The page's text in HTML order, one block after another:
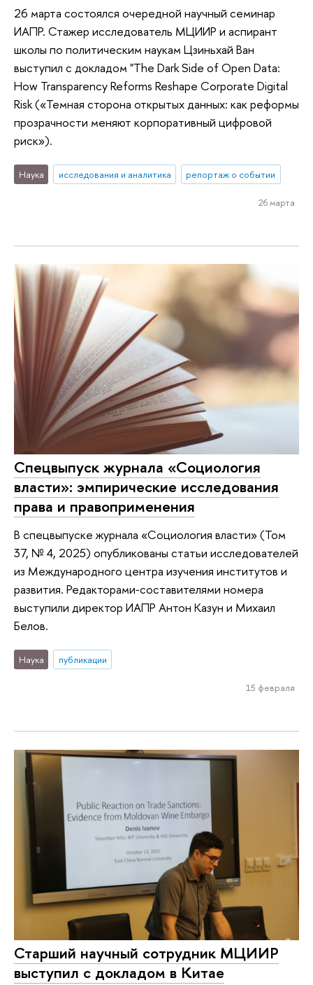
26 марта состоялся очередной научный семинар
ИАПР. Стажер исследователь МЦИИР и аспирант
школы по политическим наукам Цзиньхай Ван
выступил с докладом "The Dark Side of Open Data:
How Transparency Reforms Reshape Corporate Digital
Risk («Темная сторона открытых данных: как реформы
прозрачности меняют корпоративный цифровой
риск»).
Наука исследования и аналитика репортаж о событии
26 марта
Спецвыпуск журнала «Социология
власти»: эмпирические исследования
права и правоприменения
В спецвыпуске журнала «Социология власти» (Том
37, № 4, 2025) опубликованы статьи исследователей
из Международного центра изучения институтов и
развития. Редакторами‑составителями номера
выступили директор ИАПР Антон Казун и Михаил
Белов.
Наука публикации
15 февраля
Старший научный сотрудник МЦИИР
выступил с докладом в Китае